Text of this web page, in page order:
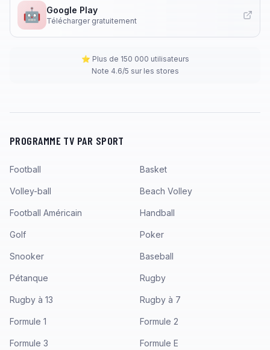
🤖 Google Play
Télécharger gratuitement
⭐ Plus de 150 000 utilisateurs
Note 4.6/5 sur les stores
PROGRAMME TV PAR SPORT
Football Basket
Volley-ball Beach Volley
Football Américain Handball
Golf Poker
Snooker Baseball
Pétanque Rugby
Rugby à 13 Rugby à 7
Formule 1 Formule 2
Formule 3 Formule E